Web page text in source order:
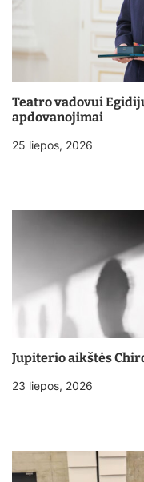
Teatro vadovui
apdovanojimai
25 liepos, 2026
Jupiterio aikštės
23 liepos, 2026